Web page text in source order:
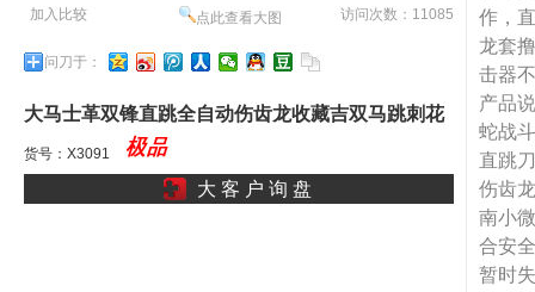
加入比较 点此查看大图 访问次数：11085
问刀于：
大马士革双锋直跳全自动伤齿龙收藏吉双马跳刺花
纹刃刘定坚爱刀美Si
货号：X3091
大 客 户 询 盘
作，
龙套
击器
产品
蛇战
直跳
伤齿
南小
合安
暂时